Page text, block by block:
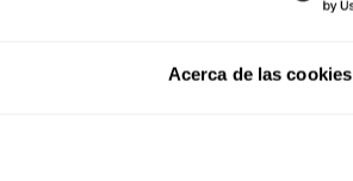
Acerca de las cookies